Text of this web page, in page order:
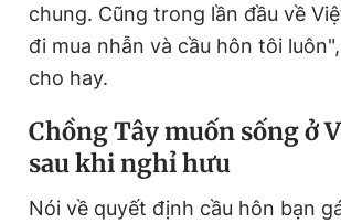
chung. Cũng trong lần đầu về
đi mua nhẫn và cầu hôn tôi
cho hay.
Chồng Tây muốn sống ở
sau khi nghỉ hưu
Nói về quyết định cầu hôn bạn